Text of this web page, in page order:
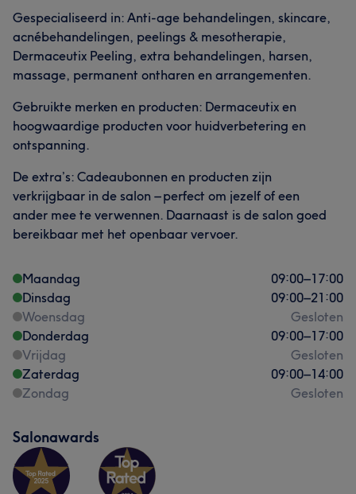
Gespecialiseerd in: Anti-age behandelingen, skincare,
acnébehandelingen, peelings & mesotherapie,
Dermaceutix Peeling, extra behandelingen, harsen,
massage, permanent ontharen en arrangementen.
Gebruikte merken en producten: Dermaceutix en
hoogwaardige producten voor huidverbetering en
ontspanning.
De extra’s: Cadeaubonnen en producten zijn
verkrijgbaar in de salon – perfect om jezelf of een
ander mee te verwennen. Daarnaast is de salon goed
bereikbaar met het openbaar vervoer.
Maandag 09:00–17:00
Dinsdag
09:00–21:00
Woensdag
Gesloten
Donderdag
09:00–17:00
Vrijdag
Gesloten
Zaterdag
09:00–14:00
Zondag
Gesloten
Salonawards